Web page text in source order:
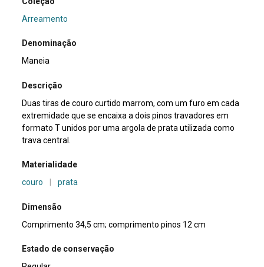
Arreamento
Denominação
Maneia
Descrição
Duas tiras de couro curtido marrom, com um furo em cada
extremidade que se encaixa a dois pinos travadores em
formato T unidos por uma argola de prata utilizada como
trava central.
Materialidade
couro
prata
Dimensão
Comprimento 34,5 cm; comprimento pinos 12 cm
Estado de conservação